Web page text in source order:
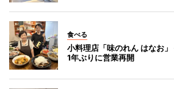
食べる
小料理店「味のれん はなお
1年ぶりに営業再開